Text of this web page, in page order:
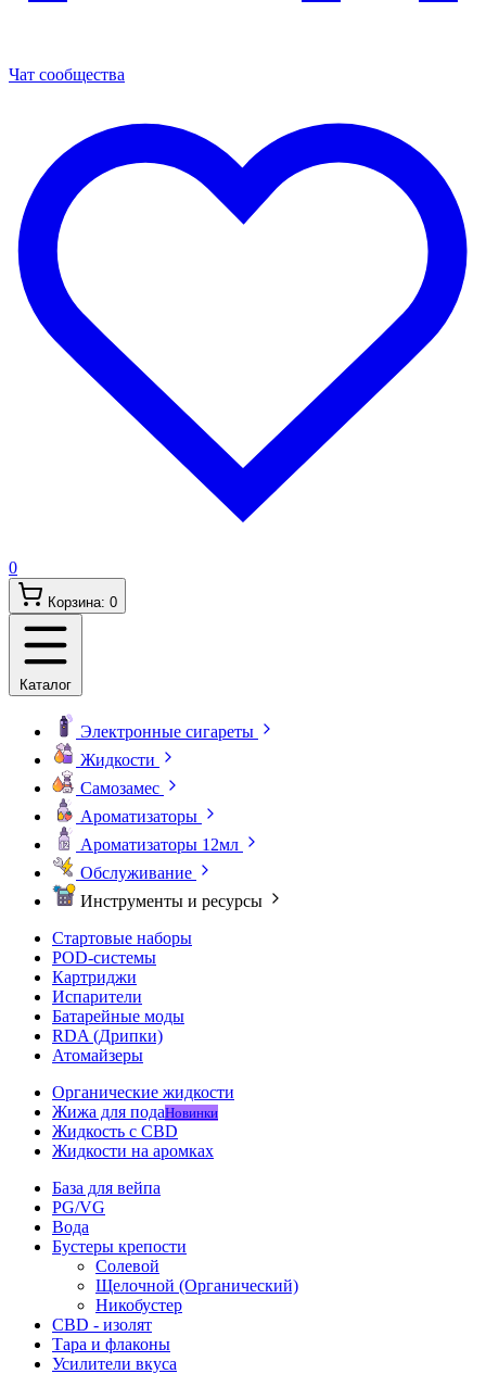
Чат сообщества
0
Корзина: 0
Каталог
Электронные сигареты
Жидкости
Самозамес
Ароматизаторы
Ароматизаторы 12мл
Обслуживание
Инструменты и ресурсы
Стартовые наборы
POD-системы
Картриджи
Испарители
Батарейные моды
RDA (Дрипки)
Атомайзеры
Органические жидкости
Жижа для подаНовинки
Жидкость с CBD
Жидкости на аромках
База для вейпа
PG/VG
Вода
Бустеры крепости
Солевой
Щелочной (Органический)
Никобустер
CBD - изолят
Тара и флаконы
Усилители вкуса